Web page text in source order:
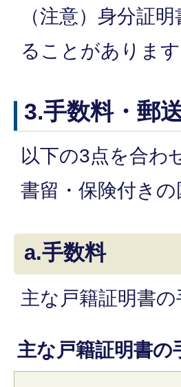
（注意）身分証
ることがありま
3.手数料・郵
以下の3点を合わ
書留・保険付き
a.手数料
主な戸籍証明書
主な戸籍証明書の